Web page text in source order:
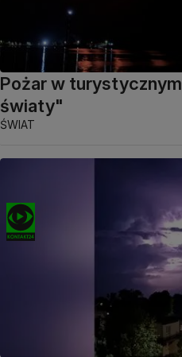
Pożar w
światy"
ŚWIAT